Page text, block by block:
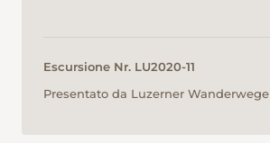
Escursione Nr. LU2020-11
Presentato da Luzerner Wanderwege